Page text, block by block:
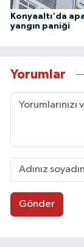
Konyaaltı'da
yangın paniği
Yorumlar
Gönder